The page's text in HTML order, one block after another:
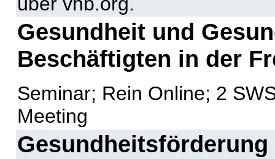
Gesundheit und
Beschäftigten in der
Seminar; Rein Online; 2
Meeting